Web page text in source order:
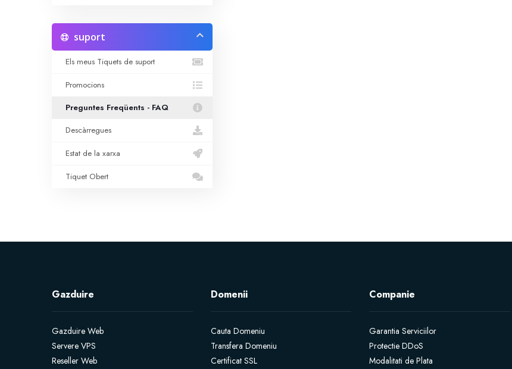
suport
Els meus Tiquets de suport
Promocions
Preguntes Freqüents - FAQ
Descàrregues
Estat de la xarxa
Tiquet Obert
Gazduire
Gazduire Web
Servere VPS
Reseller Web
Domenii
Cauta Domeniu
Transfera Domeniu
Certificat SSL
Companie
Garantia Serviciilor
Protectie DDoS
Modalitati de Plata